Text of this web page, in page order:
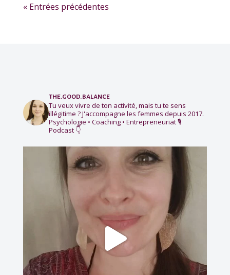
« Entrées précédentes
the.good.balance
Tu veux vivre de ton activité, mais tu te sens
illégitime ?J'accompagne les femmes depuis 2017.
Psychologie • Coaching • Entrepreneuriat🎙️
Podcast 👇